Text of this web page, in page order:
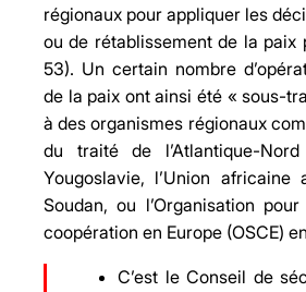
régionaux pour appliquer les
ou de rétablissement de la paix
53). Un certain nombre
de la paix ont ainsi été « sous-
à des organismes régionaux
du traité de l’Atlantique-
Yougoslavie, l’Union
Soudan, ou l’Organisation
coopération en Europe (OSCE)
C’est le Conseil de